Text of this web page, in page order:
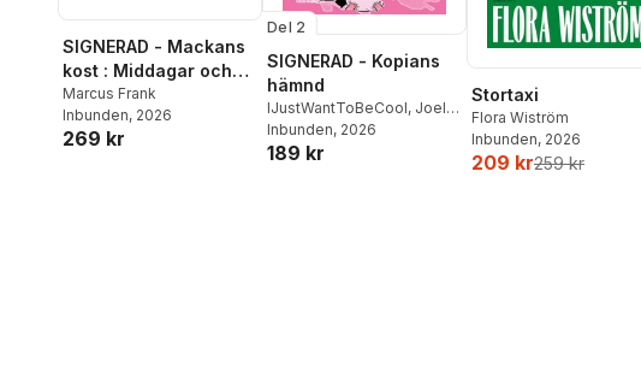
SIGNERAD - Mackans
kost : Middagar och
matlådor
Marcus Frank
Inbunden, 2026
269 kr
Del 2
SIGNERAD - Kopians
hämnd
IJustWantToBeCool, Joel
Adolphson,Emil Ejdemo
Beer ,Victor Beer
Inbunden, 2026
189 kr
Stortaxi
Flora Wiström
Inbunden, 2026
209 kr259 kr